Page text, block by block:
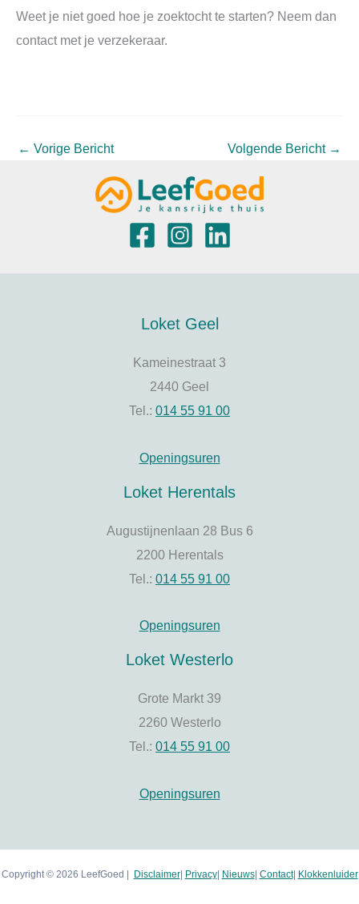
Weet je niet goed hoe je zoektocht te starten? Neem dan
contact met je verzekeraar.
← Vorige Bericht Volgende Bericht →
Loket Geel
Kameinestraat 3
2440 Geel
Tel.: 014 55 91 00
Openingsuren
Loket Herentals
Augustijnenlaan 28 Bus 6
2200 Herentals
Tel.: 014 55 91 00
Openingsuren
Loket Westerlo
Grote Markt 39
2260 Westerlo
Tel.: 014 55 91 00
Openingsuren
Copyright © 2026 LeefGoed | Disclaimer| Privacy| Nieuws| Contact| Klokkenluider